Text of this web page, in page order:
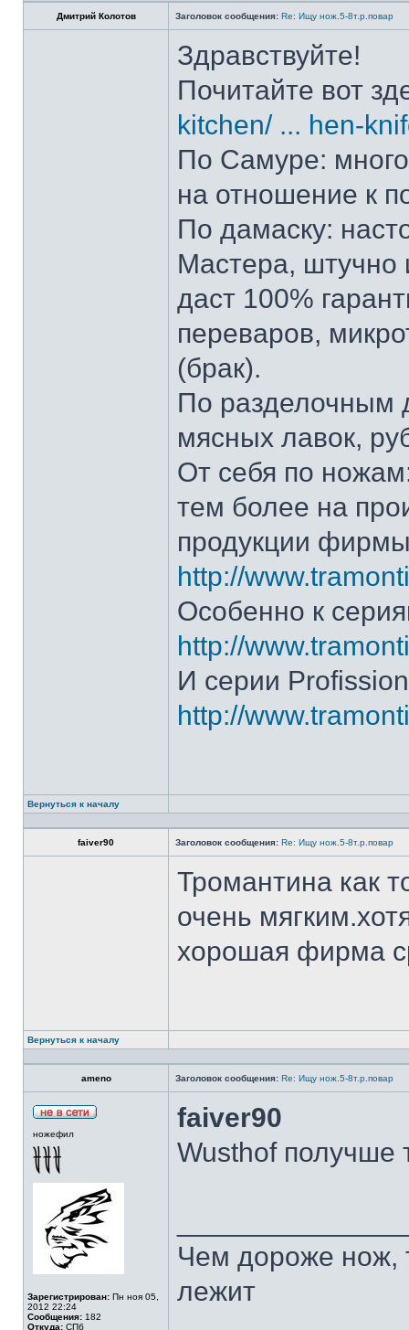
Дмитрий Колотов Заголовок сообщения: Re: Ищу нож.5-8т.р.повар
Здравствуйте!
Почитайте вот
kitchen/ ... hen-
По Самуре: много
на отношение к
По дамаску:
Мастера, штучно
даст 100%
переваров,
(брак).
По разделочным
мясных лавок,
От себя по
тем более на
продукции
http://
Особенно к
http://
И серии
http://
Вернуться к началу
faiver90 Заголовок сообщения: Re: Ищу нож.5-8т.р.повар
Тромантина как
очень
хорошая фирма
Вернуться к началу
ameno Заголовок сообщения: Re: Ищу нож.5-8т.р.повар
ножефил
Зарегистрирован: Пн ноя 05,
2012 22:24
Сообщения: 182
Откуда: СПб
faiver90
Wusthof получше
Чем дороже нож,
лежит